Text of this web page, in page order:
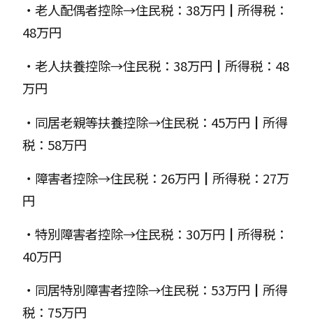
・老人配偶者控除→住民税：38万円┃所得税：
48万円
・老人扶養控除→住民税：38万円┃所得税：48
万円
・同居老親等扶養控除→住民税：45万円┃所得
税：58万円
・障害者控除→住民税：26万円┃所得税：27万
円
・特別障害者控除→住民税：30万円┃所得税：
40万円
・同居特別障害者控除→住民税：53万円┃所得
税：75万円